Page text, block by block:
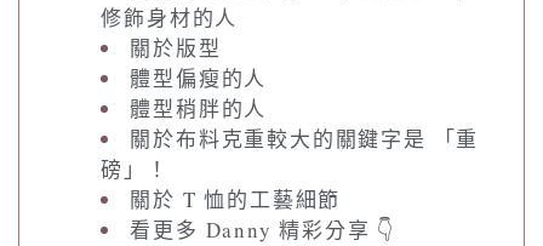
修飾身材的人
關於版型
體型偏瘦的人
體型稍胖的人
關於布料克重較大的關鍵字是 「重
磅」！
關於 T 恤的工藝細節
看更多 Danny 精彩分享 👇